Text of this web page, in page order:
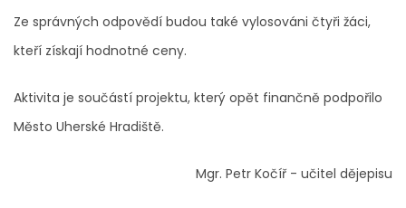
Ze správných odpovědí budou také vylosováni čtyři žáci,
kteří získají hodnotné ceny.
Aktivita je součástí projektu, který opět finančně podpořilo
Město Uherské Hradiště.
Mgr. Petr Kočíř - učitel dějepisu